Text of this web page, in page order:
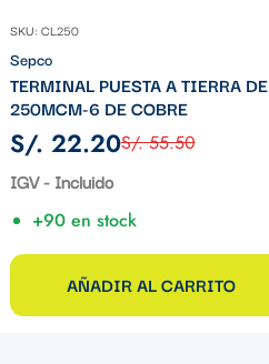
SKU: CL250
Sepco
TERMINAL PUESTA A TIERRA DE
250MCM-6 DE COBRE
Precio
de
S/. 22.20
Precio
regular
S/. 55.50
IGV - Incluido
+90 en stock
AÑADIR AL CARRITO